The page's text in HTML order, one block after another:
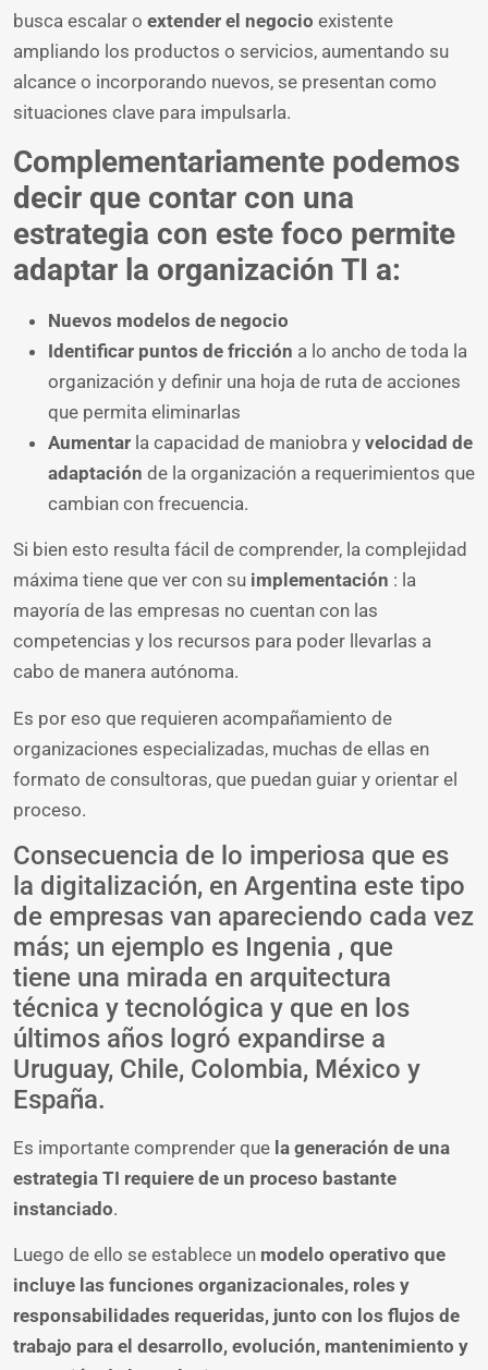
busca escalar o extender el negocio existente
ampliando los productos o servicios, aumentando su
alcance o incorporando nuevos, se presentan como
situaciones clave para impulsarla.
Complementariamente podemos
decir que contar con una
estrategia con este foco permite
adaptar la organización TI a:
Nuevos modelos de negocio
Identificar puntos de fricción a lo ancho de toda la
organización y definir una hoja de ruta de acciones
que permita eliminarlas
Aumentar la capacidad de maniobra y velocidad de
adaptación de la organización a requerimientos que
cambian con frecuencia.
Si bien esto resulta fácil de comprender, la complejidad
máxima tiene que ver con su implementación : la
mayoría de las empresas no cuentan con las
competencias y los recursos para poder llevarlas a
cabo de manera autónoma.
Es por eso que requieren acompañamiento de
organizaciones especializadas, muchas de ellas en
formato de consultoras, que puedan guiar y orientar el
proceso.
Consecuencia de lo imperiosa que es
la digitalización, en Argentina este tipo
de empresas van apareciendo cada vez
más; un ejemplo es Ingenia , que
tiene una mirada en arquitectura
técnica y tecnológica y que en los
últimos años logró expandirse a
Uruguay, Chile, Colombia, México y
España.
Es importante comprender que la generación de una
estrategia TI requiere de un proceso bastante
instanciado.
Luego de ello se establece un modelo operativo que
incluye las funciones organizacionales, roles y
responsabilidades requeridas, junto con los flujos de
trabajo para el desarrollo, evolución, mantenimiento y